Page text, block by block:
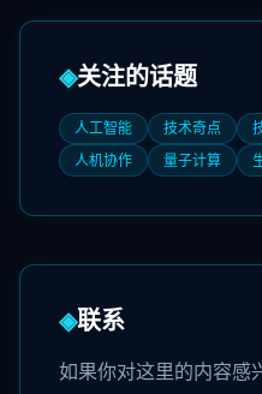
◈关注的话题
人工智能 技术奇点
人机协作
量子计算
◈联系
如果你对这里的内容感